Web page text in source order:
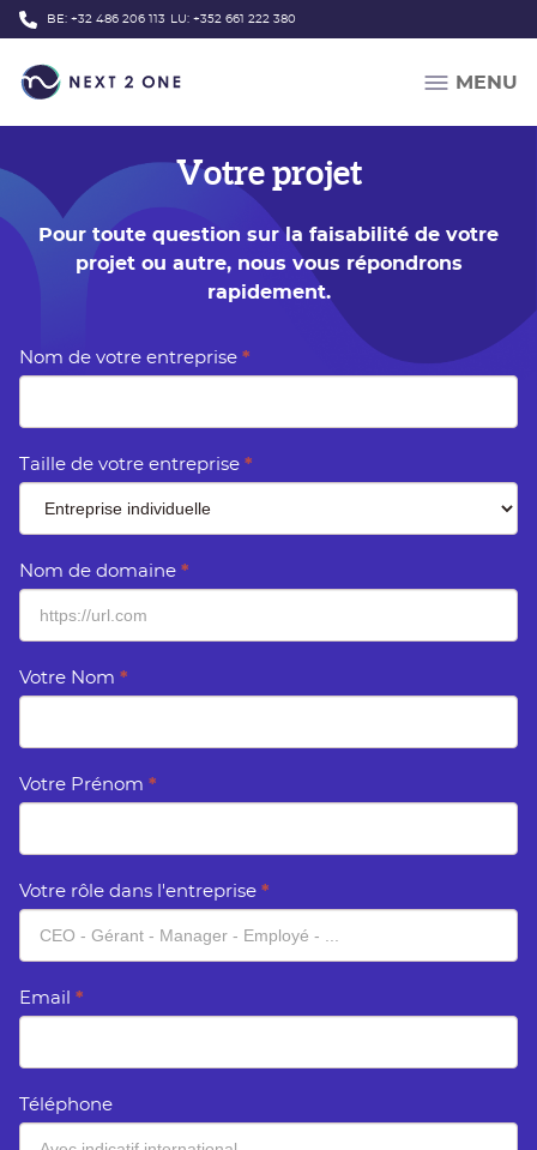
Passer au contenu principal
BE: +32 486 206 113 LU: +352 661 222 380
MENU
Votre projet
Pour toute question sur la faisabilité de votre
projet ou autre, nous vous répondrons
rapidement.
Formulaire
Nom de votre entreprise *
Taille de votre entreprise *
Nom de domaine *
Votre Nom *
Votre Prénom *
Votre rôle dans l'entreprise *
Email *
Téléphone